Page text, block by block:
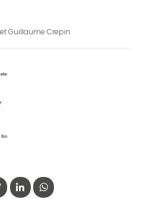
Guillaume Crepin